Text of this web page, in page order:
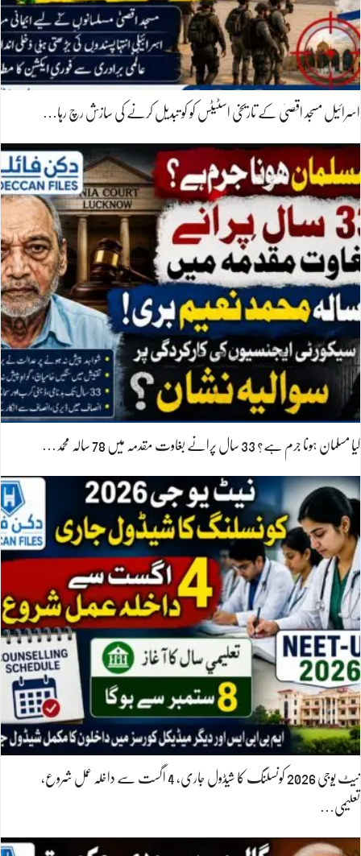
اسرائیل مسجد اقصیٰ کے تاریخی اسٹیٹس کو کو تبدیل کرنے کی سازش رچ رہا…
کیا مسلمان ہونا جرم ہے؟ 33 سال پرانے بغاوت مقدمہ میں 78 سالہ محمد…
نیٹ یوجی 2026 کونسلنگ کا شیڈول جاری، 4 اگست سے داخلہ عمل شروع،
تعلیمی…